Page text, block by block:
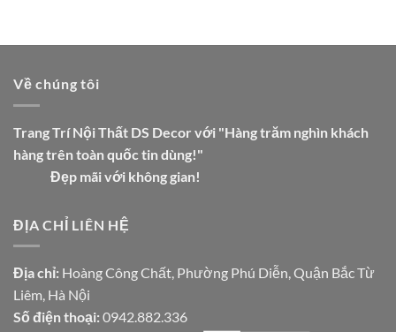
Về chúng tôi
Trang Trí Nội Thất DS Decor với "Hàng trăm nghìn khách
hàng trên toàn quốc tin dùng!"
Đẹp mãi với không gian!
ĐỊA CHỈ LIÊN HỆ
Địa chỉ: Hoàng Công Chất, Phường Phú Diễn, Quận Bắc Từ
Liêm, Hà Nội
Số điện thoại: 0942.882.336